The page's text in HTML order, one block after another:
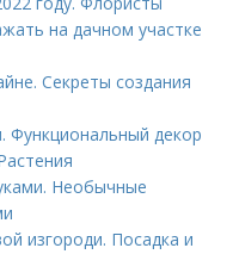
на дачном участке
Секреты создания
Функциональный декор
Необычные
изгороди. Посадка и